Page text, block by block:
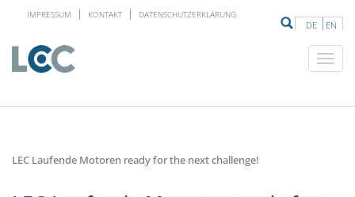
DE EN
IMPRESSUM KONTAKT DATENSCHUTZERKLÄRUNG
LEC Laufende Motoren ready for the next challenge!